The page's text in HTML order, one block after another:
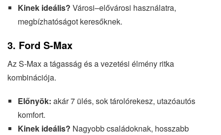
Kinek ideális? Városi–elővárosi használatra,
megbízhatóságot keresőknek.
3. Ford S-Max
Az S-Max a tágasság és a vezetési élmény ritka
kombinációja.
Előnyök: akár 7 ülés, sok tárolórekesz, utazóautós
komfort.
Kinek ideális? Nagyobb családoknak, hosszabb